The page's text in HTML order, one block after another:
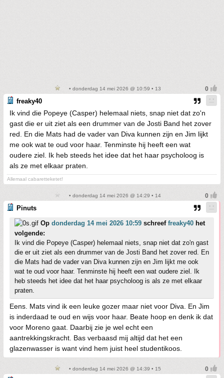
• donderdag 14 mei 2026 @ 10:59 • 13
freaky40
Ik vind die Popeye (Casper) helemaal niets, snap niet dat zo'n
gast die er uit ziet als een drummer van de Josti Band het zover
red. En die Mats had de vader van Diva kunnen zijn en Jim lijkt
me ook wat te oud voor haar. Tenminste hij heeft een wat
oudere ziel. Ik heb steeds het idee dat het haar psycholoog is
als ze met elkaar praten.
Allemaal cabaretteketet!
• donderdag 14 mei 2026 @ 14:29 • 14
Pinuts
Op donderdag 14 mei 2026 10:59 schreef freaky40 het
volgende:
Ik vind die Popeye (Casper) helemaal niets, snap niet dat zo'n gast
die er uit ziet als een drummer van de Josti Band het zover red. En
die Mats had de vader van Diva kunnen zijn en Jim lijkt me ook
wat te oud voor haar. Tenminste hij heeft een wat oudere ziel. Ik
heb steeds het idee dat het haar psycholoog is als ze met elkaar
praten.
Eens. Mats vind ik een leuke gozer maar niet voor Diva. En Jim
is inderdaad te oud en wijs voor haar. Beate hoop en denk ik dat
voor Moreno gaat. Daarbij zie je wel echt een
aantrekkingskracht. Bas verbaasd mij altijd dat het een
glazenwasser is want vind hem juist heel studentikoos.
• donderdag 14 mei 2026 @ 14:39 • 15